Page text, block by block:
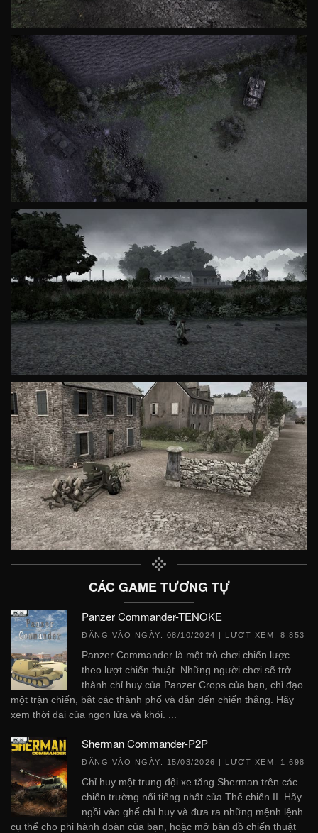
CÁC GAME TƯƠNG TỰ
Panzer Commander-TENOKE
ĐĂNG VÀO NGÀY: 08/10/2024 | LƯỢT XEM: 8,853
Panzer Commander là một trò chơi chiến lược
theo lượt chiến thuật. Những người chơi sẽ trở
thành chỉ huy của Panzer Crops của bạn, chỉ đạo
một trận chiến, bắt các thành phố và dẫn đến chiến thắng. Hãy
xem thời đại của ngọn lửa và khói. ...
Sherman Commander-P2P
ĐĂNG VÀO NGÀY: 15/03/2026 | LƯỢT XEM: 1,698
Chỉ huy một trung đội xe tăng Sherman trên các
chiến trường nổi tiếng nhất của Thế chiến II. Hãy
ngồi vào ghế chỉ huy và đưa ra những mệnh lệnh
cụ thể cho phi hành đoàn của bạn, hoặc mở bản đồ chiến thuật